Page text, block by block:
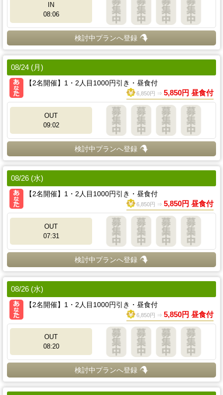
IN
08:06
検討中プランへ登録
08/24 (月)
【2名開催】1・2人目1000円引き・昼食付
6,850円 ⇒ 5,850円 昼食付
OUT
09:02
検討中プランへ登録
08/26 (水)
【2名開催】1・2人目1000円引き・昼食付
6,850円 ⇒ 5,850円 昼食付
OUT
07:31
検討中プランへ登録
08/26 (水)
【2名開催】1・2人目1000円引き・昼食付
6,850円 ⇒ 5,850円 昼食付
OUT
08:20
検討中プランへ登録